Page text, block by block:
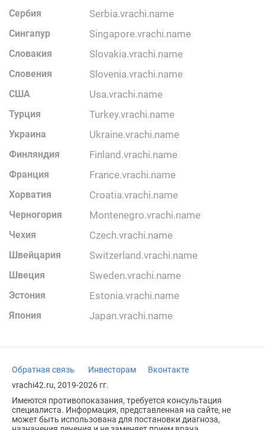
Сербия serbia.vrachi.name
Сингапур singapore.vrachi.name
Словакия slovakia.vrachi.name
Словения slovenia.vrachi.name
США usa.vrachi.name
Турция turkey.vrachi.name
Украина ukraine.vrachi.name
Финляндия finland.vrachi.name
Франция france.vrachi.name
Хорватия croatia.vrachi.name
Черногория montenegro.vrachi.name
Чехия czech.vrachi.name
Швейцария switzerland.vrachi.name
Швеция sweden.vrachi.name
Эстония estonia.vrachi.name
Япония japan.vrachi.name
Обратная связь Инвесторам
Вконтакте
vrachi42.ru, 2019-2026 гг.
Имеются противопоказания, требуется консультация
специалиста. Информация, представленная на сайте, не
может быть использована для постановки диагноза,